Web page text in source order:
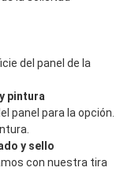
del panel de la
pintura
panel para la opción.
y sello
con nuestra tira